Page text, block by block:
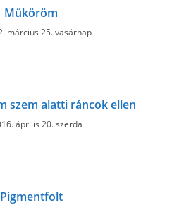
Műköröm
március 25. vasárnap
szem alatti ráncok ellen
április 20. szerda
Pigmentfolt